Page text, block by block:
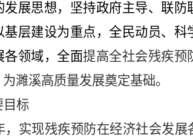
发展思想，坚持政府主导、联
基层建设为重点，全民动员、
各领域，全面提高全社会残疾预
濉溪高质量发展奠定基础。
目标
，实现残疾预防在经济社会发